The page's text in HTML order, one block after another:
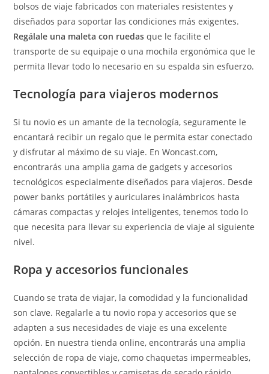
bolsos de viaje fabricados con materiales resistentes y
diseñados para soportar las condiciones más exigentes.
Regálale una maleta con ruedas que le facilite el
transporte de su equipaje o una mochila ergonómica que le
permita llevar todo lo necesario en su espalda sin esfuerzo.
Tecnología para viajeros modernos
Si tu novio es un amante de la tecnología, seguramente le
encantará recibir un regalo que le permita estar conectado
y disfrutar al máximo de su viaje. En Woncast.com,
encontrarás una amplia gama de gadgets y accesorios
tecnológicos especialmente diseñados para viajeros. Desde
power banks portátiles y auriculares inalámbricos hasta
cámaras compactas y relojes inteligentes, tenemos todo lo
que necesita para llevar su experiencia de viaje al siguiente
nivel.
Ropa y accesorios funcionales
Cuando se trata de viajar, la comodidad y la funcionalidad
son clave. Regalarle a tu novio ropa y accesorios que se
adapten a sus necesidades de viaje es una excelente
opción. En nuestra tienda online, encontrarás una amplia
selección de ropa de viaje, como chaquetas impermeables,